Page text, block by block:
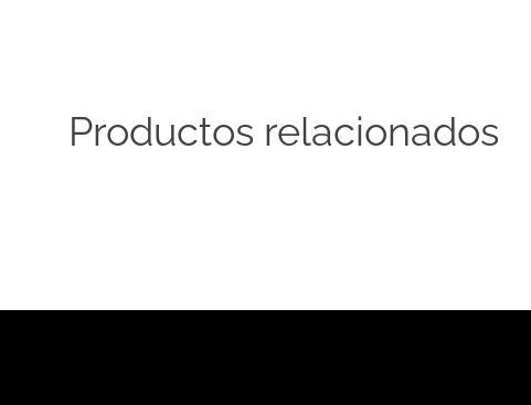
Productos relacionados